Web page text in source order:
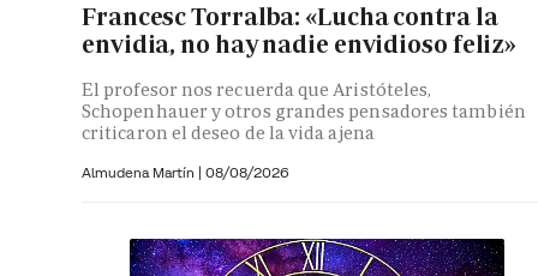
Francesc Torralba: «Lucha contra la
envidia, no hay nadie envidioso feliz»
El profesor nos recuerda que Aristóteles,
Schopenhauer y otros grandes pensadores también
criticaron el deseo de la vida ajena
Almudena Martín | 08/08/2026